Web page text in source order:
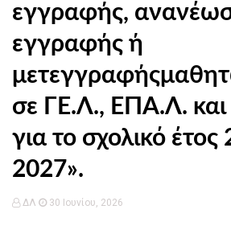
εγγραφής,
εγγραφής ή
σε ΓΕ.Λ., ΕΠΑ.Λ.
για το σχολικό έτος
2027».
ΔΛ 30 Ιουνίου, 2026